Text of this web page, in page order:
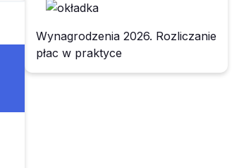
Wynagrodzenia 2026. Rozliczanie
płac w praktyce